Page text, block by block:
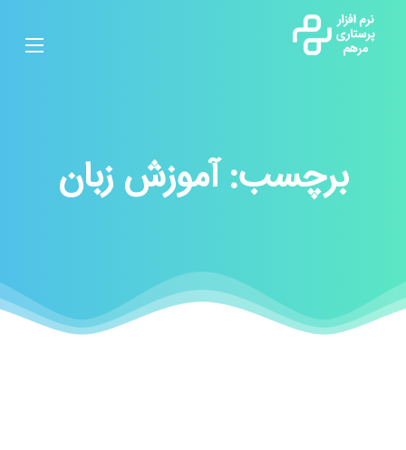
برچسب:آموزش زبان